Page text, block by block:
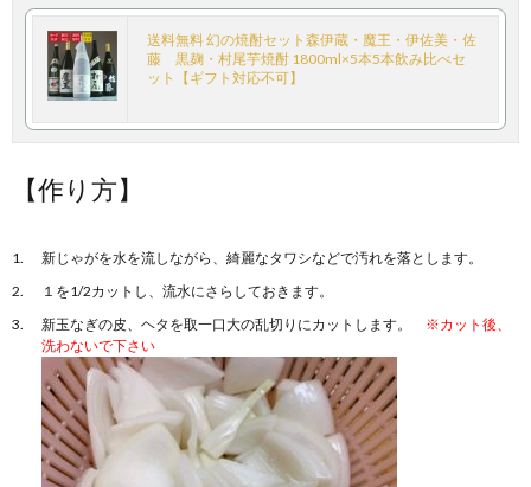
送料無料 幻の焼酎セット森伊蔵・魔王・伊佐美・佐
藤 黒麹・村尾芋焼酎 1800ml×5本5本飲み比べセ
ット【ギフト対応不可】
【作り方】
新じゃがを水を流しながら、綺麗なタワシなどで汚れを落とします。
１を1/2カットし、流水にさらしておきます。
新玉なぎの皮、ヘタを取一口大の乱切りにカットします。 ※カット後、
洗わないで下さい